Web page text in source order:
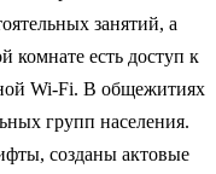
занятий, а
комнате есть доступ к
Wi-Fi. В общежитиях
групп населения.
созданы актовые